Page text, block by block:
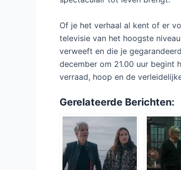
Of je het verhaal al kent of er
televisie van het hoogste
verweeft en die je
december om 21.00 uur begint
verraad, hoop en de
Gerelateerde Berichten: